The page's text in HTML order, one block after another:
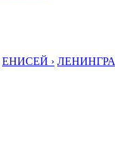
ЕНИСЕЙ ›